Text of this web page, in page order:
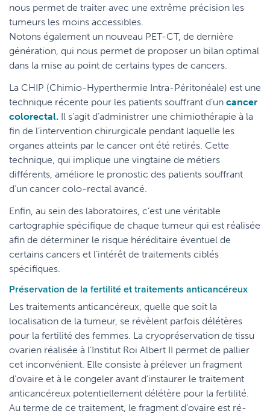
nous permet de traiter avec une extrême précision les
tumeurs les moins accessibles.
Notons également un nouveau PET-CT, de dernière
génération, qui nous permet de proposer un bilan optimal
dans la mise au point de certains types de cancers.
La CHIP (Chimio-Hyperthermie Intra-Péritonéale) est une
technique récente pour les patients souffrant d’un cancer
colorectal. Il s’agit d’administrer une chimiothérapie à la
fin de l’intervention chirurgicale pendant laquelle les
organes atteints par le cancer ont été retirés. Cette
technique, qui implique une vingtaine de métiers
différents, améliore le pronostic des patients souffrant
d’un cancer colo-rectal avancé.
Enfin, au sein des laboratoires, c’est une véritable
cartographie spécifique de chaque tumeur qui est réalisée
afin de déterminer le risque héréditaire éventuel de
certains cancers et l’intérêt de traitements ciblés
spécifiques.
Préservation de la fertilité et traitements anticancéreux
Les traitements anticancéreux, quelle que soit la
localisation de la tumeur, se révèlent parfois délétères
pour la fertilité des femmes. La cryopréservation de tissu
ovarien réalisée à l’Institut Roi Albert II permet de pallier
cet inconvénient. Elle consiste à prélever un fragment
d’ovaire et à le congeler avant d’instaurer le traitement
anticancéreux potentiellement délétère pour la fertilité.
Au terme de ce traitement, le fragment d’ovaire est ré-